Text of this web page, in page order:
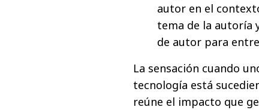
autor en el
tema de la autoría
de autor para
La sensación cuando
tecnología está
reúne el impacto que